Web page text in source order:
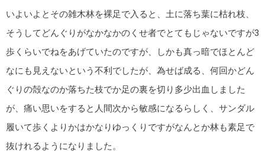
いよいよとその雑木林を裸足で入ると、土に落ち葉に枯れ枝、
そうしてどんぐりがなかなかのくせ者でとてもじゃないですが3
歩くらいでねをあげていたのですが、しかも真っ暗でほとんど
なにも見えないという不利でしたが、為せば成る、何回かどん
ぐりの殻なのか落ちた枝でか足の裏を切り多少出血しました
が、痛い思いをすると人間次から敏感になるらしく、サンダル
履いて歩くよりかはかなりゆっくりですがなんとか林も素足で
抜けれるようになりました。